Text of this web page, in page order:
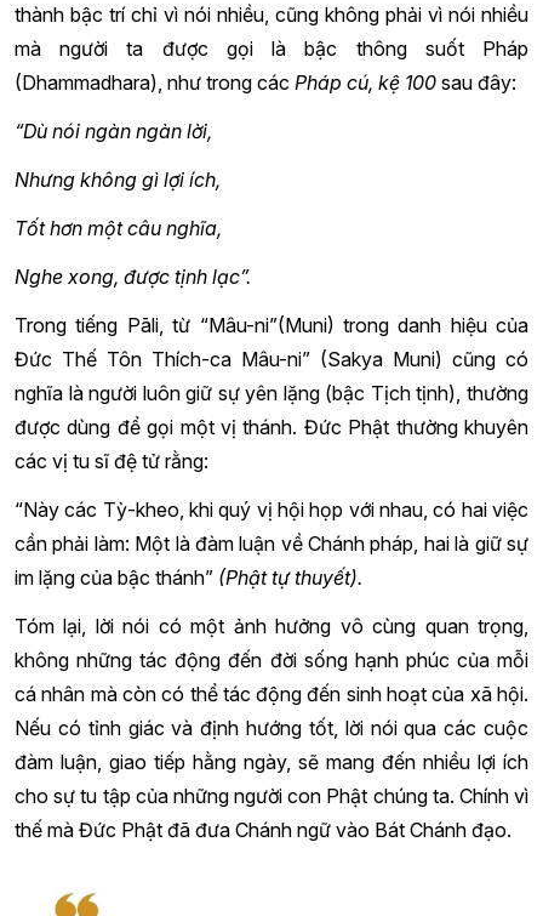
thành bậc trí chỉ vì nói nhiều, cũng không phải vì nói nhiều
mà người ta được gọi là bậc thông suốt Pháp
(Dhammadhara), như trong các Pháp cú, kệ 100 sau đây:
“Dù nói ngàn ngàn lời,
Nhưng không gì lợi ích,
Tốt hơn một câu nghĩa,
Nghe xong, được tịnh lạc”.
Trong tiếng Pāli, từ “Mâu-ni”(Muni) trong danh hiệu của
Đức Thế Tôn Thích-ca Mâu-ni” (Sakya Muni) cũng có
nghĩa là người luôn giữ sự yên lặng (bậc Tịch tịnh), thường
được dùng để gọi một vị thánh. Đức Phật thường khuyên
các vị tu sĩ đệ tử rằng:
“Này các Tỳ-kheo, khi quý vị hội họp với nhau, có hai việc
cần phải làm: Một là đàm luận về Chánh pháp, hai là giữ sự
im lặng của bậc thánh” (Phật tự thuyết).
Tóm lại, lời nói có một ảnh hưởng vô cùng quan trọng,
không những tác động đến đời sống hạnh phúc của mỗi
cá nhân mà còn có thể tác động đến sinh hoạt của xã hội.
Nếu có tỉnh giác và định hướng tốt, lời nói qua các cuộc
đàm luận, giao tiếp hằng ngày, sẽ mang đến nhiều lợi ích
cho sự tu tập của những người con Phật chúng ta. Chính vì
thế mà Đức Phật đã đưa Chánh ngữ vào Bát Chánh đạo.